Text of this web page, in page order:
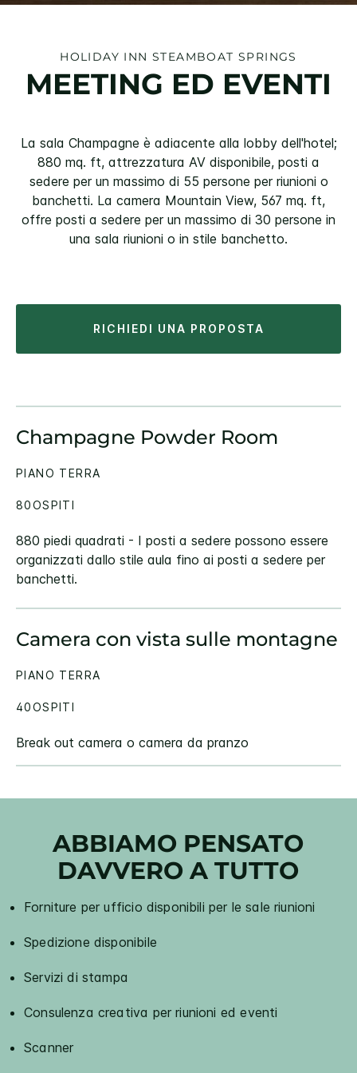
HOLIDAY INN STEAMBOAT SPRINGS
MEETING ED EVENTI
La sala Champagne è adiacente alla lobby dell'hotel;
880 mq. ft, attrezzatura AV disponibile, posti a
sedere per un massimo di 55 persone per riunioni o
banchetti. La camera Mountain View, 567 mq. ft,
offre posti a sedere per un massimo di 30 persone in
una sala riunioni o in stile banchetto.
RICHIEDI UNA PROPOSTA
Champagne Powder Room
880 piedi quadrati - I posti a sedere possono essere
organizzati dallo stile aula fino ai posti a sedere per
banchetti.
PIANO TERRA
80OSPITI
Camera con vista sulle montagne
Break out camera o camera da pranzo
PIANO TERRA
40OSPITI
ABBIAMO PENSATO
DAVVERO A TUTTO
Forniture per ufficio disponibili per le sale riunioni
Spedizione disponibile
Servizi di stampa
Consulenza creativa per riunioni ed eventi
Scanner